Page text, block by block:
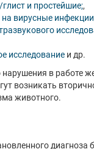
и простейшие;,
вирусные инфекции
исследование и др.
нарушения в работе
возникать
животного.
диагноза